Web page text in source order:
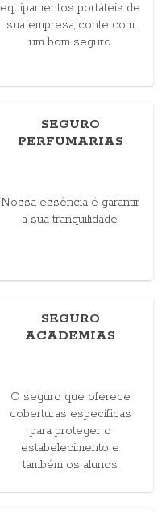
equipamentos portáteis de
sua empresa, conte com
um bom seguro.
SEGURO
PERFUMARIAS
Nossa essência é garantir
a sua tranquilidade.
SEGURO
ACADEMIAS
O seguro que oferece
coberturas específicas
para proteger o
estabelecimento e
também os alunos.